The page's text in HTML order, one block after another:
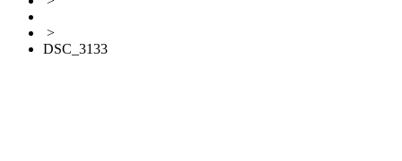
>
DSC_3133